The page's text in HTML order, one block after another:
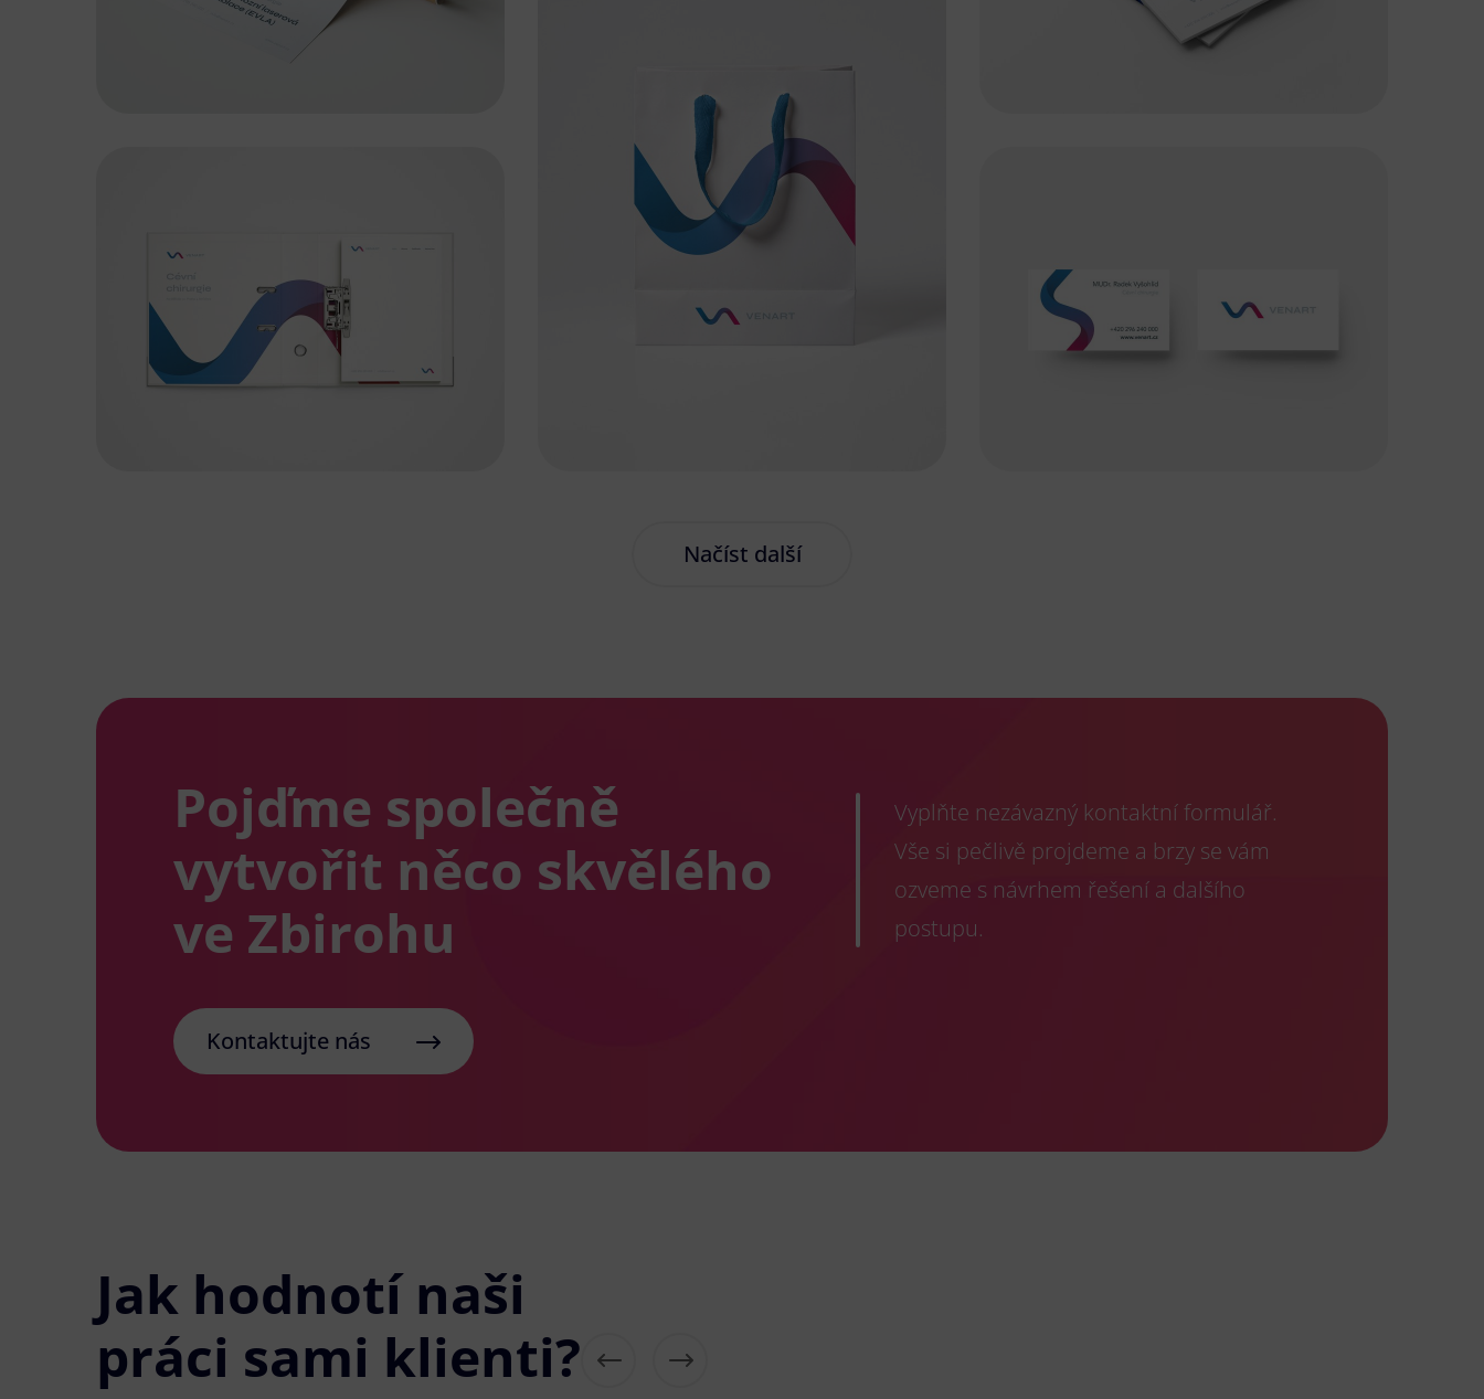
Načíst další
Pojďme společně
vytvořit něco skvělého
ve Zbirohu
Vyplňte nezávazný kontaktní formulář.
Vše si pečlivě projdeme a brzy se vám
ozveme s návrhem řešení a dalšího
postupu.
Kontaktujte nás
Jak hodnotí naši
práci sami klienti?